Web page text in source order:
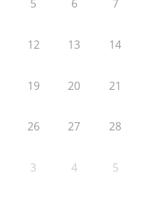
5 6 7
12 13 14
19 20 21
26 27 28
3 4 5